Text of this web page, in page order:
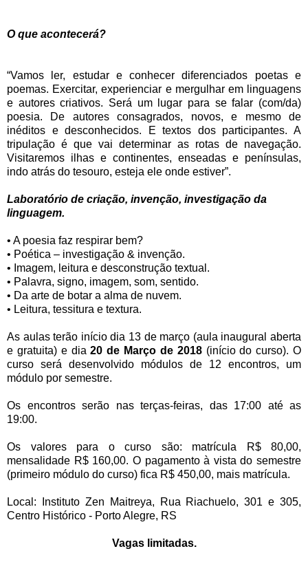
O que acontecerá?
“Vamos ler, estudar e conhecer diferenciados poetas e
poemas. Exercitar, experienciar e mergulhar em linguagens
e autores criativos. Será um lugar para se falar (com/da)
poesia. De autores consagrados, novos, e mesmo de
inéditos e desconhecidos. E textos dos participantes. A
tripulação é que vai determinar as rotas de navegação.
Visitaremos ilhas e continentes, enseadas e penínsulas,
indo atrás do tesouro, esteja ele onde estiver”.
Laboratório de criação, invenção, investigação da
linguagem.
• A poesia faz respirar bem?
• Poética – investigação & invenção.
• Imagem, leitura e desconstrução textual.
• Palavra, signo, imagem, som, sentido.
• Da arte de botar a alma de nuvem.
• Leitura, tessitura e textura.
As aulas terão início dia 13 de março (aula inaugural aberta
e gratuita) e dia20 de Março de 2018(início do curso). O
curso será desenvolvido módulos de 12 encontros, um
módulo por semestre.
Os encontros serão nas terças-feiras, das 17:00 até as
19:00.
Os valores para o curso são: matrícula R$ 80,00,
mensalidade R$ 160,00. O pagamento à vista do semestre
(primeiro módulo do curso) fica R$ 450,00, mais matrícula.
Local: Instituto Zen Maitreya, Rua Riachuelo, 301 e 305,
Centro Histórico - Porto Alegre, RS
Vagas limitadas.